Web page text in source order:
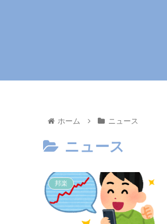
ホーム ニュース
ニュース
邦楽